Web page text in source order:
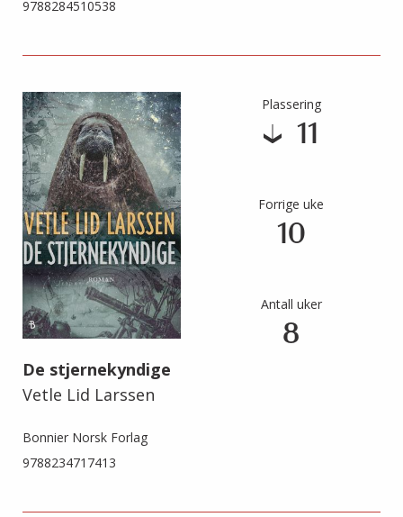
9788284510538
De stjernekyndige
Vetle Lid Larssen
Bonnier Norsk Forlag
9788234717413
Plassering
11
Forrige uke
10
Antall uker
8